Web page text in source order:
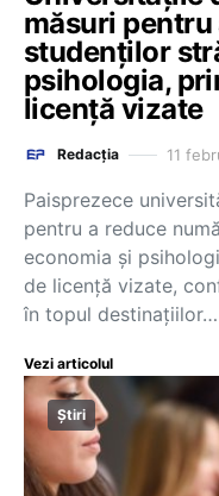
măsuri
studenților
psihologia,
licență vizate
Redacția 11
Paisprezece
pentru a reduce
economia și
de licență vizate,
în topul destinațiilor…
Vezi articolul
Știri